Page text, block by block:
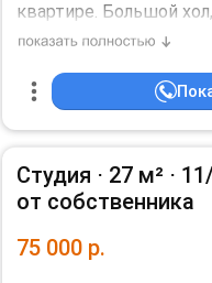
квартире. Большой
санузел и душевая
обеденный стол. БЕЗ
Необходим залог,
Студия ⋅ 27 м² ⋅
от собственника
75 000 р.